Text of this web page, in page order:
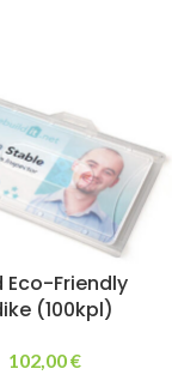
Eco-Friendly
(100kpl)
102,00€